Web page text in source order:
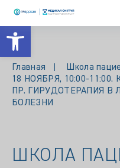
Открыть панель инструментов
Главная Школа
18 НОЯБРЯ, 10:00-
ПР. ГИРУДОТЕРАПИЯ В
БОЛЕЗНИ
ШКОЛА